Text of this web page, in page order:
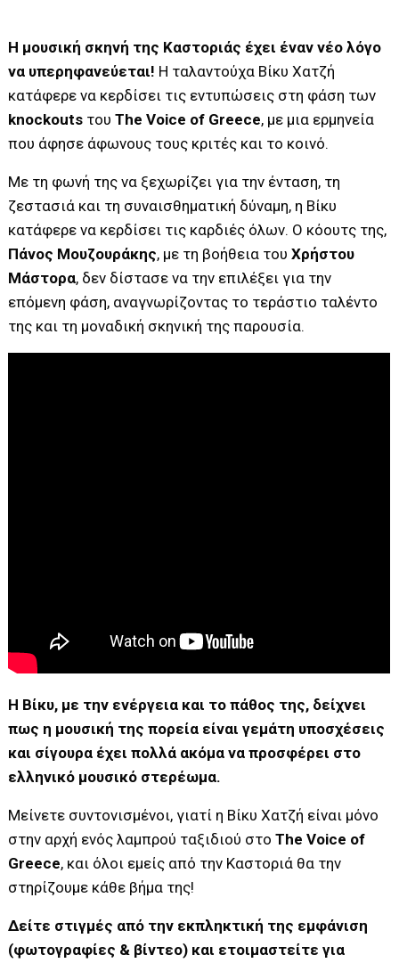
Η μουσική σκηνή της Καστοριάς έχει έναν νέο λόγο
να υπερηφανεύεται! Η ταλαντούχα Βίκυ Χατζή
κατάφερε να κερδίσει τις εντυπώσεις στη φάση των
knockouts τουThe Voice of Greece, με μια ερμηνεία
που άφησε άφωνους τους κριτές και το κοινό.
Με τη φωνή της να ξεχωρίζει για την ένταση, τη
ζεστασιά και τη συναισθηματική δύναμη, η Βίκυ
κατάφερε να κερδίσει τις καρδιές όλων. Ο κόουτς της,
Πάνος Μουζουράκης, με τη βοήθεια τουΧρήστου
Μάστορα, δεν δίστασε να την επιλέξει για την
επόμενη φάση, αναγνωρίζοντας το τεράστιο ταλέντο
της και τη μοναδική σκηνική της παρουσία.
Η Βίκυ, με την ενέργεια και το πάθος της, δείχνει
πως η μουσική της πορεία είναι γεμάτη υποσχέσεις
και σίγουρα έχει πολλά ακόμα να προσφέρει στο
ελληνικό μουσικό στερέωμα.
Μείνετε συντονισμένοι, γιατί η Βίκυ Χατζή είναι μόνο
στην αρχή ενός λαμπρού ταξιδιού στοThe Voice of
Greece, και όλοι εμείς από την Καστοριά θα την
στηρίζουμε κάθε βήμα της!
Δείτε στιγμές από την εκπληκτική της εμφάνιση
(φωτογραφίες & βίντεο) και ετοιμαστείτε για